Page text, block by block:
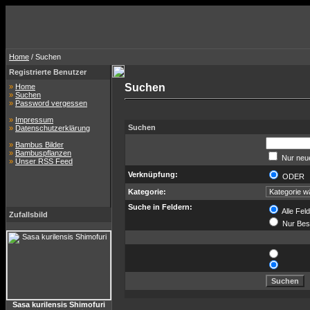
Home / Suchen
Registrierte Benutzer
» Home
» Suchen
» Password vergessen
» Impressum
» Datenschutzerklärung
» Bambus Bilder
» Bambuspflanzen
» Unser RSS Feed
Zufallsbild
Sasa kurilensis Shimofuri
Suchen
Suchen
Nur
Verknüpfung:
ODER
Kategorie:
Suche in Feldern:
Alle
Nur